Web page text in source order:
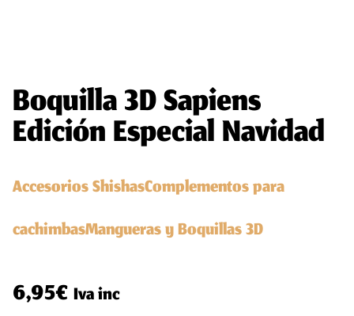
Boquilla 3D Sapiens
Edición Especial Navidad
Accesorios ShishasComplementos para
cachimbasMangueras y Boquillas 3D
6,95€Iva inc